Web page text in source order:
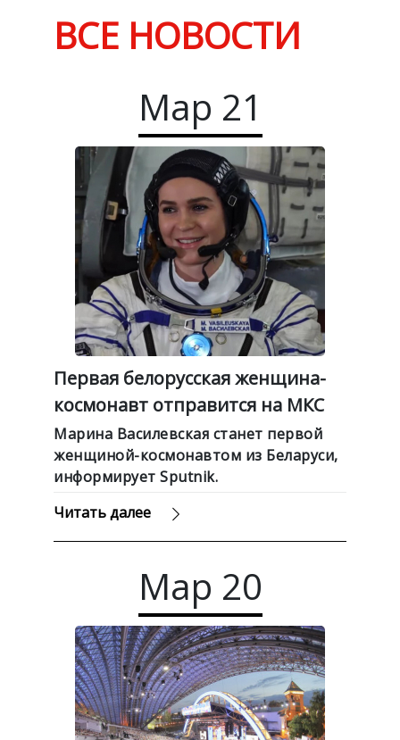
ВСЕ НОВОСТИ
Мар 21
Первая белорусская женщина-
космонавт отправится на МКС
Марина Василевская станет первой
женщиной-космонавтом из Беларуси,
информирует Sputnik.
Читать далее
Мар 20